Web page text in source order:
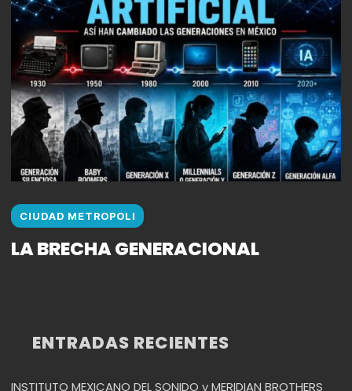
CIUDAD METROPOLI
LA BRECHA GENERACIONAL
ENTRADAS RECIENTES
INSTITUTO MEXICANO DEL SONIDO y MERIDIAN BROTHERS